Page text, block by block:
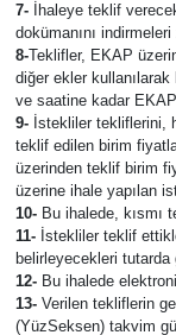
7-İhaleye teklif
dokümanını
8-Teklifler, EKAP
diğer ekler
ve saatine kadar
9-İstekliler tekliflerini,
teklif edilen birim
üzerinden teklif birim
üzerine ihale yapılan
10-Bu ihalede, kısmı
11-İstekliler teklif
belirleyecekleri
12-Bu ihalede
13-Verilen tekliflerin
(YüzSeksen) takvim